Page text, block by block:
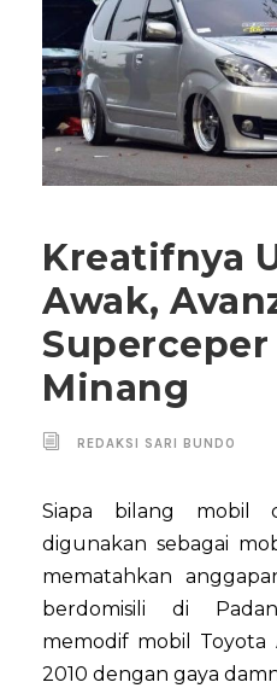
Kreatifnya
Awak,
Minang
REDAKSI SARI BUNDO
Siapa bilang mobil
digunakan sebagai
mematahkan
berdomisili di
memodif mobil Toyota
2010 dengan gaya